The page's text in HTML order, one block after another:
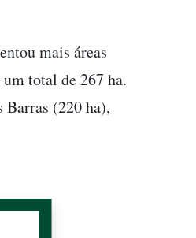
mais áreas
total de 267 ha.
Barras (220 ha),